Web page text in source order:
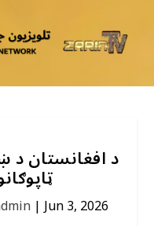
د افغانستان د
|Jun 3, 2026